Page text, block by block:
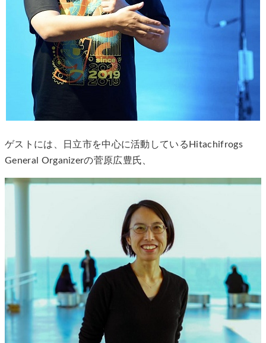
ゲストには、日立市を中心に活動しているHitachifrogs
General Organizerの菅原広豊氏、